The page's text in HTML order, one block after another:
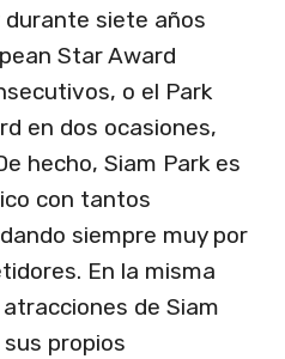
durante siete años
Star Award
o el Park
en dos ocasiones,
hecho, Siam Park es
con tantos
siempre muy por
En la misma
de Siam
propios